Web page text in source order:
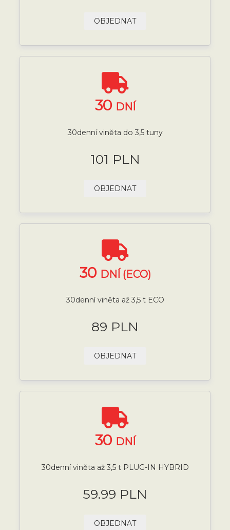
OBJEDNAT
30 DNÍ
30denní viněta do 3,5 tuny
101 PLN
OBJEDNAT
30 DNÍ (ECO)
30denní viněta až 3,5 t ECO
89 PLN
OBJEDNAT
30 DNÍ
30denní viněta až 3,5 t PLUG-IN HYBRID
59.99 PLN
OBJEDNAT